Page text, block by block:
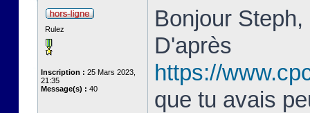
Rulez
Inscription : 25 Mars 2023,
21:35
Message(s) : 40
Bonjour Steph,
D'après
https://
que tu avais